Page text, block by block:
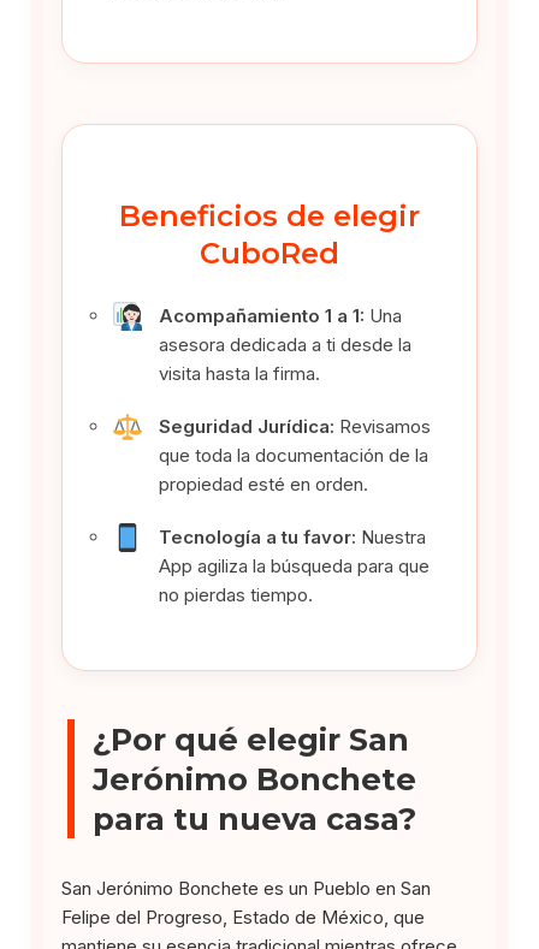
Beneficios de elegir
CuboRed
Acompañamiento 1 a 1: Una
asesora dedicada a ti desde la
visita hasta la firma.
Seguridad Jurídica: Revisamos
que toda la documentación de la
propiedad esté en orden.
Tecnología a tu favor: Nuestra
App agiliza la búsqueda para que
no pierdas tiempo.
¿Por qué elegir San
Jerónimo Bonchete
para tu nueva casa?
San Jerónimo Bonchete es un Pueblo en San
Felipe del Progreso, Estado de México, que